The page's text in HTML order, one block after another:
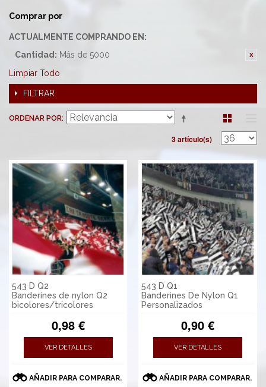
Comprar por
ACTUALMENTE COMPRANDO EN:
Cantidad: Más de 5000
Limpiar Todo
FILTRAR
ORDENAR POR
3 artículo(s)
543 D Q2
Banderines de nylon Q2
bicolores/tricolores
0,98 €
VER DETALLES
AÑADIR PARA COMPARAR.
543 D Q1
Banderines De Nylon Q1
Personalizados
0,90 €
VER DETALLES
AÑADIR PARA COMPARAR.